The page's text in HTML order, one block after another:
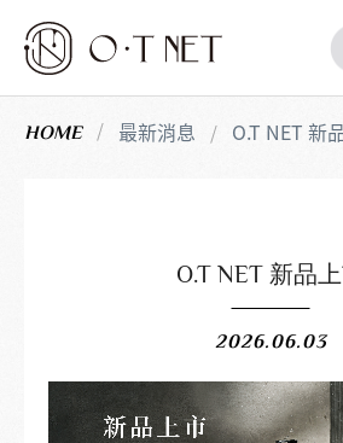
HOME 最新消息 O.T NET 新
O.T NET 新品
2026.06.03